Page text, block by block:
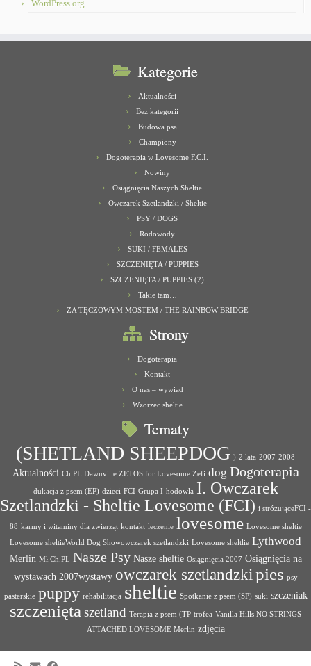
WordPress.org
Kategorie
Aktualności
Bez kategorii
Budowa psa
Championy
Dogoterapia w Lovesome F.C.I.
Nowiny
Osiągnięcia Naszych Sheltie
Owczarek Szetlandzki / Sheltie
PSY / DOGS
Rodowody
SUKI / FEMALES
SZCZENIĘTA / PUPPIES
SZCZENIĘTA / PUPPIES (2)
Takie tam…
ZA TĘCZOWYM MOSTEM / THE RAINBOW BRIDGE
Strony
Dogoterapia
Kontakt
O nas – wywiad
Wzorzec sheltie
Tematy
(SHETLAND SHEEPDOG ) 2 lata 2007 2008
Aktualności Ch.PL Dawnville ZETOS for Lovesome Zefi dog Dogoterapia
dukacja z psem (EP) dzieci FCI Grupa I hodowla I. Owczarek
Szetlandzki - Sheltie Lovesome (FCI) i stróżująceFCI -
88 karmy i witaminy dla zwierząt kontakt leczenie lovesome Lovesome sheltie
Lovesome sheltieWorld Dog Showowczarek szetlandzki Lovesome sheltlie Lythwood
Merlin Mł.Ch.PL Nasze Psy Nasze sheltie Osiągnięcia 2007 Osiągnięcia na
wystawach 2007wystawy owczarek szetlandzkipies psy
pasterskie puppy rehabilitacja sheltie Spotkanie z psem (SP) suki szczeniak
szczenięta szetland Terapia z psem (TP trofea Vanilla Hills NO STRINGS
ATTACHED LOVESOME Merlin zdjęcia